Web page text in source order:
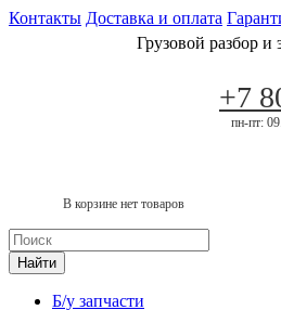
Контакты Доставка и оплата
Грузовой разбор и
+7
пн-пт:
В корзине нет товаров
Найти
Б/у запчасти